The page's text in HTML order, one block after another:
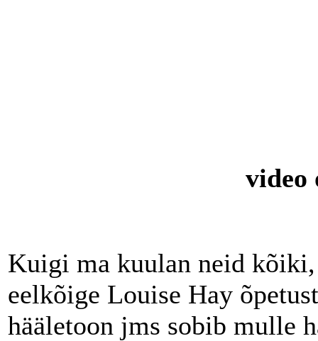
video
Kuigi ma kuulan neid
eelkõige Louise Hay
hääletoon jms sobib mulle